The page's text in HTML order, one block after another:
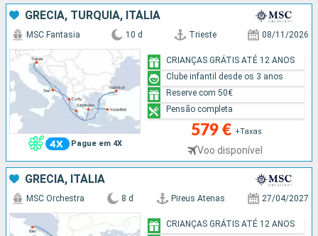
GRÉCIA, TURQUIA, ITÁLIA
Pague em 4X
MSC Fantasia 10 d Trieste 08/11/2026
579 € +Taxas
Voo disponível
CRIANÇAS GRÁTIS ATÉ 12 ANOS
Clube infantil desde os 3 anos
Reserve com 50€
Pensão completa
GRÉCIA, ITÁLIA
MSC Orchestra 8 d Pireus Atenas 27/04/2027
CRIANÇAS GRÁTIS ATÉ 12 ANOS